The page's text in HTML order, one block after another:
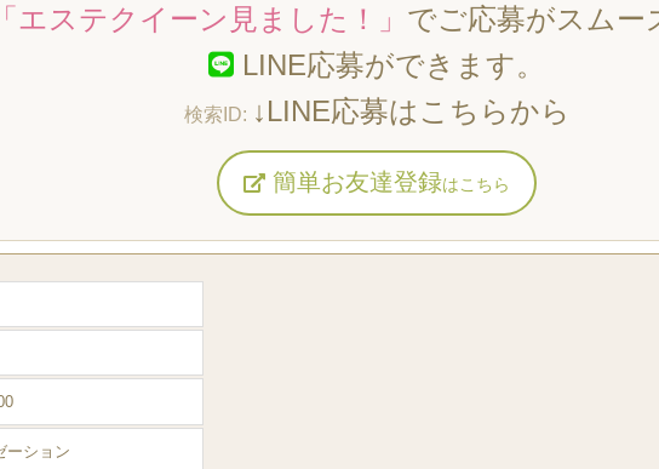
「エステクイーン見ました！」 でご応募がスムー
LINE応募ができます。
↓LINE応募はこちらから
簡単お友達登録はこちら
ーション